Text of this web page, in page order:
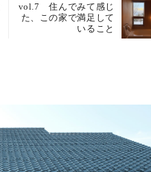
vol.7 住んでみて感じ
た、この家で満足して
いること